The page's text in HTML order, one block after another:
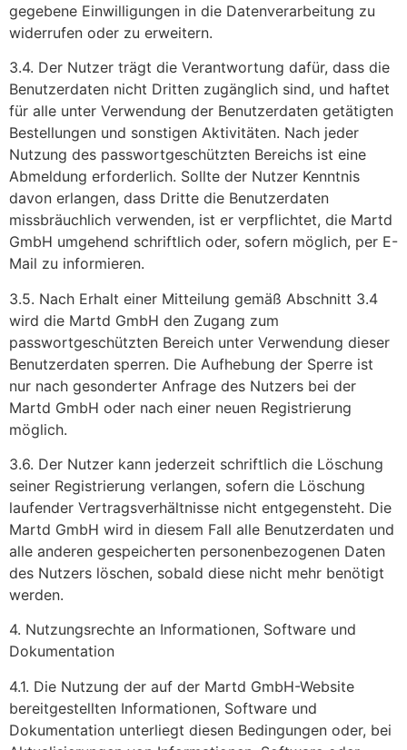
gegebene Einwilligungen in die Datenverarbeitung zu
widerrufen oder zu erweitern.
3.4. Der Nutzer trägt die Verantwortung dafür, dass die
Benutzerdaten nicht Dritten zugänglich sind, und haftet
für alle unter Verwendung der Benutzerdaten getätigten
Bestellungen und sonstigen Aktivitäten. Nach jeder
Nutzung des passwortgeschützten Bereichs ist eine
Abmeldung erforderlich. Sollte der Nutzer Kenntnis
davon erlangen, dass Dritte die Benutzerdaten
missbräuchlich verwenden, ist er verpflichtet, die Martd
GmbH umgehend schriftlich oder, sofern möglich, per E-
Mail zu informieren.
3.5. Nach Erhalt einer Mitteilung gemäß Abschnitt 3.4
wird die Martd GmbH den Zugang zum
passwortgeschützten Bereich unter Verwendung dieser
Benutzerdaten sperren. Die Aufhebung der Sperre ist
nur nach gesonderter Anfrage des Nutzers bei der
Martd GmbH oder nach einer neuen Registrierung
möglich.
3.6. Der Nutzer kann jederzeit schriftlich die Löschung
seiner Registrierung verlangen, sofern die Löschung
laufender Vertragsverhältnisse nicht entgegensteht. Die
Martd GmbH wird in diesem Fall alle Benutzerdaten und
alle anderen gespeicherten personenbezogenen Daten
des Nutzers löschen, sobald diese nicht mehr benötigt
werden.
4. Nutzungsrechte an Informationen, Software und
Dokumentation
4.1. Die Nutzung der auf der Martd GmbH-Website
bereitgestellten Informationen, Software und
Dokumentation unterliegt diesen Bedingungen oder, bei